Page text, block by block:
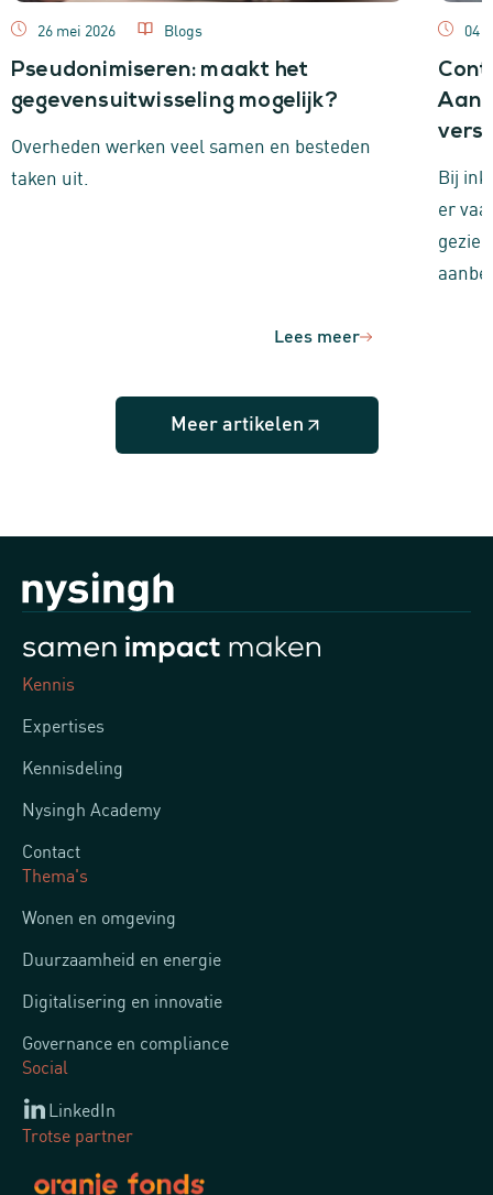
26 mei 2026
Blogs
Pseudonimiseren: maakt het
gegevensuitwisseling mogelijk?
Overheden werken veel samen en besteden
taken uit.
Lees meer
04
Bij
er
Meer artikelen
Kennis
Expertises
Kennisdeling
Nysingh Academy
Contact
Thema's
Wonen en omgeving
Duurzaamheid en energie
Digitalisering en innovatie
Governance en compliance
Social
LinkedIn
Trotse partner